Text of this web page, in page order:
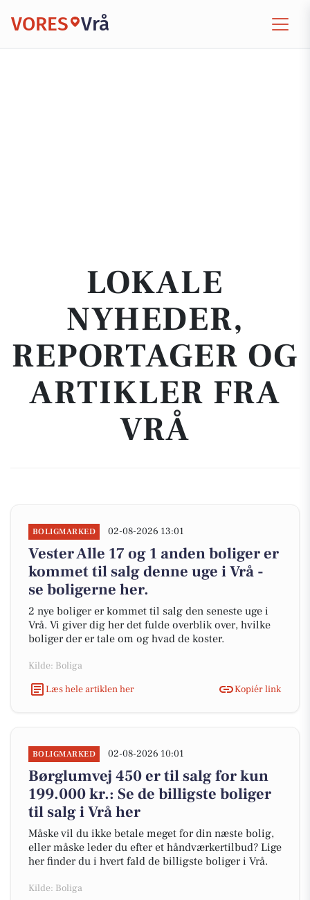
VORES Vrå
LOKALE
NYHEDER,
REPORTAGER OG
ARTIKLER FRA
VRÅ
BOLIGMARKED 02-08-2026 13:01
Vester Alle 17 og 1 anden boliger er
kommet til salg denne uge i Vrå -
se boligerne her.
2 nye boliger er kommet til salg den seneste uge i
Vrå. Vi giver dig her det fulde overblik over, hvilke
boliger der er tale om og hvad de koster.
Kilde: Boliga
Læs hele artiklen her
Kopiér link
BOLIGMARKED 02-08-2026 10:01
Børglumvej 450 er til salg for kun
199.000 kr.: Se de billigste boliger
til salg i Vrå her
Måske vil du ikke betale meget for din næste bolig,
eller måske leder du efter et håndværkertilbud? Lige
her finder du i hvert fald de billigste boliger i Vrå.
Kilde: Boliga